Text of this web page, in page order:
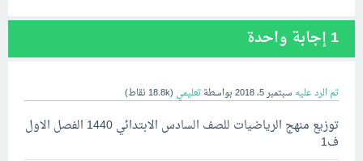
1إجابة واحدة
تم الرد عليه سبتمبر 5، 2018 بواسطة تعليمي (
18.8k نقاط)
توزيع منهج الرياضيات للصف السادس الابتدائي 1440 الفصل الاول
ف1